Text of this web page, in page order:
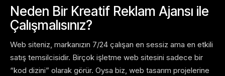
Neden Bir Kreatif Reklam Ajansı ile
Çalışmalısınız?
Web siteniz, markanızın 7/24 çalışan en sessiz ama en etkili
satış temsilcisidir. Birçok işletme web sitesini sadece bir
“kod dizini” olarak görür. Oysa biz, web tasarım projelerine